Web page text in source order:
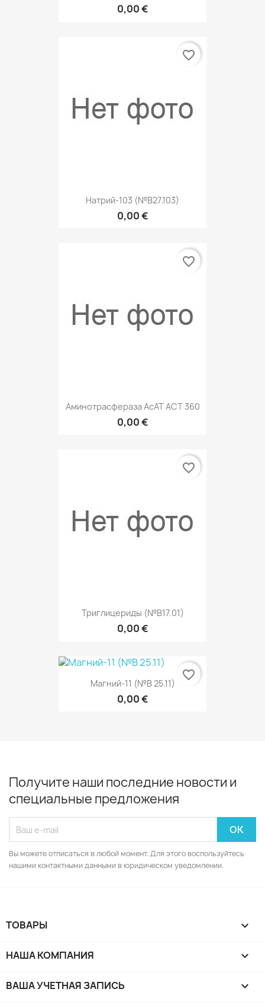
0,00 €
Натрий-103 (№В27.103)
0,00 €
favorite_border
Аминотрасфераза АсАТ АСТ 360
0,00 €
favorite_border
Триглицериды (№В17.01)
0,00 €
favorite_border
Магний-11 (№В 25.11)
0,00 €
favorite_border
Получите наши последние новости и
специальные предложения
Вы можете отписаться в любой момент. Для этого воспользуйтесь
нашими контактными данными в юридическом уведомлении.
ТОВАРЫ 
НАША КОМПАНИЯ 
ВАША УЧЕТНАЯ ЗАПИСЬ 